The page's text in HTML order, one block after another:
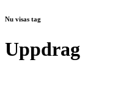
Nu visas tag
Uppdrag